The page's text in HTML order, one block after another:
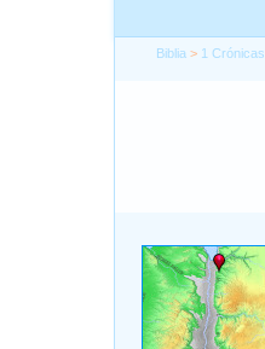
Biblia > 1 Crónicas